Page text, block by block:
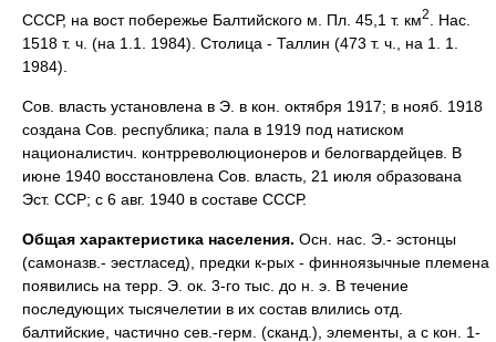
СССР, на вост побережье Балтийского м. Пл. 45,1 т. км2
. Нас.
1518 т. ч. (на 1.1. 1984). Столица - Таллин (473 т. ч., на 1. 1.
1984).
Сов. власть установлена в Э. в кон. октября 1917; в нояб. 1918
создана Сов. республика; пала в 1919 под натиском
националистич. контрреволюционеров и белогвардейцев. В
июне 1940 восстановлена Сов. власть, 21 июля образована
Эст. ССР; с 6 авг. 1940 в составе СССР.
Общая характеристика населения. Осн. нас. Э.- эстонцы
(самоназв.- эестласед), предки к-рых - финноязычные племена
появились на терр. Э. ок. 3-го тыс. до н. э. В течение
последующих тысячелетии в их состав влились отд.
балтийские, частично сев.-герм. (сканд.), элементы, а с кон. 1-